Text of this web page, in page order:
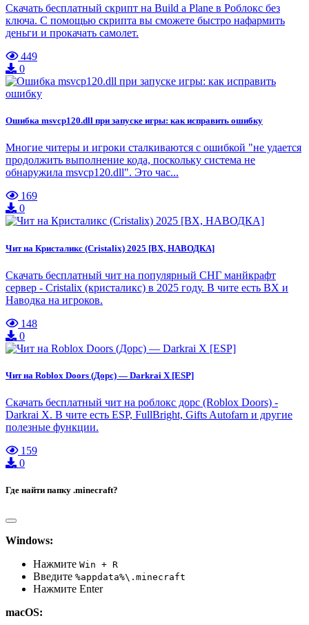
Скачать бесплатный скрипт на Build a Plane в Роблокс без
ключа. С помощью скрипта вы сможете быстро нафармить
деньги и прокачать самолет.
449
0
Ошибка msvcp120.dll при запуске игры: как исправить ошибку
Многие читеры и игроки сталкиваются с ошибкой "не удается
продолжить выполнение кода, поскольку система не
обнаружила msvcp120.dll". Это час...
169
0
Чит на Кристаликс (Cristalix) 2025 [ВХ, НАВОДКА]
Скачать бесплатный чит на популярный СНГ манйкрафт
сервер - Cristalix (кристаликс) в 2025 году. В чите есть ВХ и
Наводка на игроков.
148
0
Чит на Roblox Doors (Дорс) — Darkrai X [ESP]
Скачать бесплатный чит на роблокс дорс (Roblox Doors) -
Darkrai X. В чите есть ESP, FullBright, Gifts Autofarn и другие
полезные функции.
159
0
Где найти папку .minecraft?
Windows:
Нажмите Win + R
Введите %appdata%\.minecraft
Нажмите Enter
macOS: